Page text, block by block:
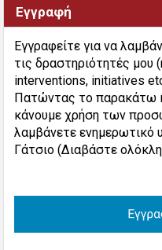
Εγγραφή
Εγγραφείτε για να
τις δραστηριότητές
interventions, initiatives
Πατώντας το παρακάτω
κάνουμε χρήση των
λαμβάνετε ενημερωτικό
Γάτσιο (Διαβάστε